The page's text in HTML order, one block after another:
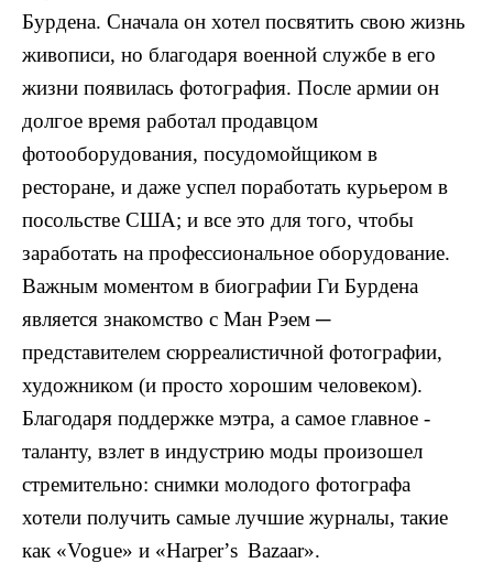
Бурдена. Сначала он хотел посвятить свою жизнь
живописи, но благодаря военной службе в его
жизни появилась фотография. После армии он
долгое время работал продавцом
фотооборудования, посудомойщиком в
ресторане, и даже успел поработать курьером в
посольстве США; и все это для того, чтобы
заработать на профессиональное оборудование.
Важным моментом в биографии Ги Бурдена
является знакомство с Ман Рэем ─
представителем сюрреалистичной фотографии,
художником (и просто хорошим человеком).
Благодаря поддержке мэтра, а самое главное -
таланту, взлет в индустрию моды произошел
стремительно: снимки молодого фотографа
хотели получить самые лучшие журналы, такие
как «Vogue» и «Harper’s Bazaar».